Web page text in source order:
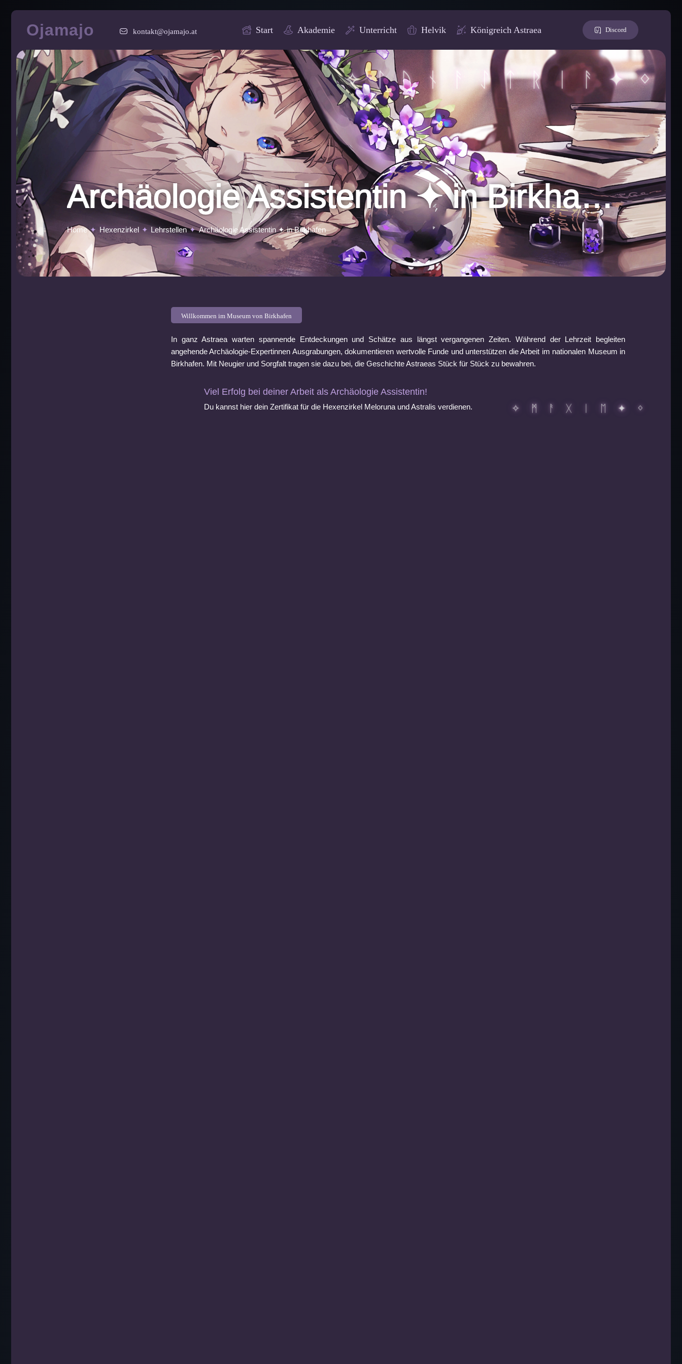
Zum
Ojamajo kontakt@ojamajo.at Start Akademie Unterricht Helvik Königreich Astraea Discord
Archäologie Assistentin ✦ in Birkhafen
Home Hexenzirkel Lehrstellen Archäologie Assistentin ✦ in Birkhafen
Willkommen im Museum von Birkhafen
In ganz Astraea warten spannende Entdeckungen und Schätze aus längst vergangenen Zeiten. Während der Lehrzeit begleiten
angehende Archäologie-Expertinnen Ausgrabungen, dokumentieren wertvolle Funde und unterstützen die Arbeit im nationalen Museum in
Birkhafen. Mit Neugier und Sorgfalt tragen sie dazu bei, die Geschichte Astraeas Stück für Stück zu bewahren.
Viel Erfolg bei deiner Arbeit als Archäologie Assistentin!
Du kannst hier dein Zertifikat für die Hexenzirkel Meloruna und Astralis verdienen.